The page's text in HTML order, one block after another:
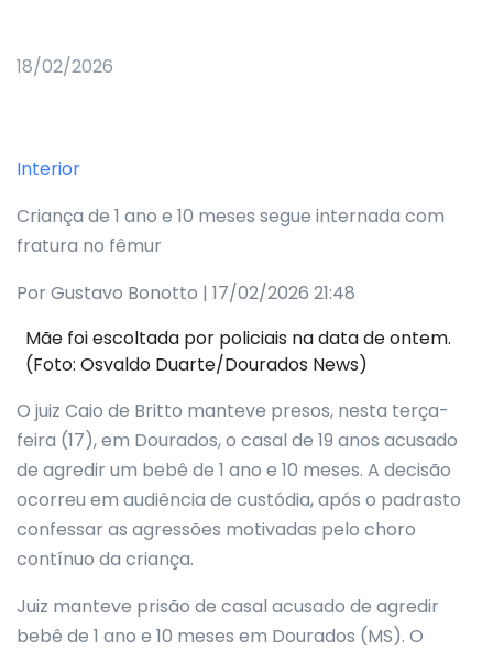
18/02/2026
Interior
Criança de 1 ano e 10 meses segue internada com
fratura no fêmur
Por Gustavo Bonotto | 17/02/2026 21:48
Mãe foi escoltada por policiais na data de ontem.
(Foto: Osvaldo Duarte/Dourados News)
O juiz Caio de Britto manteve presos, nesta terça-
feira (17), em Dourados, o casal de 19 anos acusado
de agredir um bebê de 1 ano e 10 meses. A decisão
ocorreu em audiência de custódia, após o padrasto
confessar as agressões motivadas pelo choro
contínuo da criança.
Juiz manteve prisão de casal acusado de agredir
bebê de 1 ano e 10 meses em Dourados (MS). O